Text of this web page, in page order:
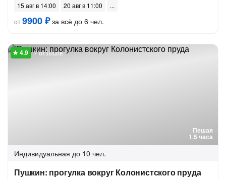
15 авг в 14:00
20 авг в 11:00
от9900 ₽за всё до 6 чел.
Пешая
1.5 часа
7 отзывов
Индивидуальная до 10 чел.
Пушкин: прогулка вокруг Колонистского пруда